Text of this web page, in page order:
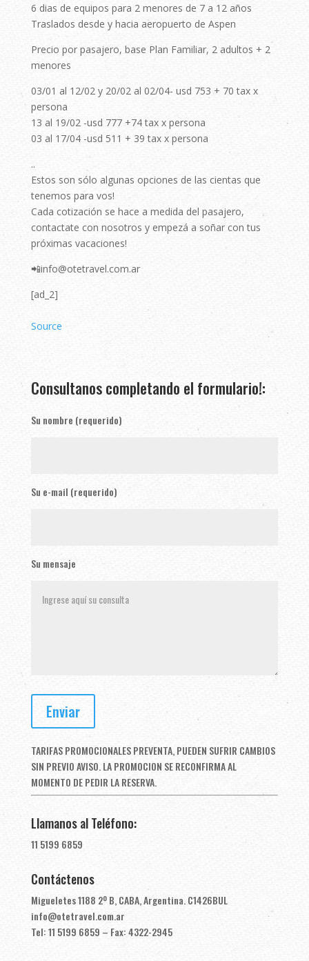
6 dias de equipos para 2 menores de 7 a 12 años
Traslados desde y hacia aeropuerto de Aspen
Precio por pasajero, base Plan Familiar, 2 adultos + 2
menores
03/01 al 12/02 y 20/02 al 02/04- usd 753 + 70 tax x
persona
13 al 19/02 -usd 777 +74 tax x persona
03 al 17/04 -usd 511 + 39 tax x persona
..
Estos son sólo algunas opciones de las cientas que
tenemos para vos!
Cada cotización se hace a medida del pasajero,
contactate con nosotros y empezá a soñar con tus
próximas vacaciones!
📲info@otetravel.com.ar
[ad_2]
Source
Consultanos completando el formulario!:
Su nombre (requerido)
Su e-mail (requerido)
Su mensaje
TARIFAS PROMOCIONALES PREVENTA, PUEDEN SUFRIR CAMBIOS
SIN PREVIO AVISO. LA PROMOCION SE RECONFIRMA AL
MOMENTO DE PEDIR LA RESERVA.
Llamanos al Teléfono:
11 5199 6859
Contáctenos
Migueletes 1188 2º B, CABA, Argentina. C1426BUL
info@otetravel.com.ar
Tel: 11 5199 6859 – Fax: 4322-2945